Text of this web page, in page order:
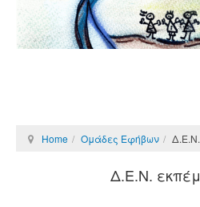
Home Ομάδες Εφήβων
Δ.Ε.Ν.